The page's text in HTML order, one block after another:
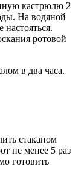
кастрюлю 2
На водяной
настояться.
ротовой
в два часа.
стаканом
не менее 5 раз
готовить